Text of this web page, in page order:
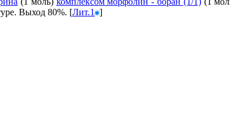
Выход 80%. [Лит.1 ]